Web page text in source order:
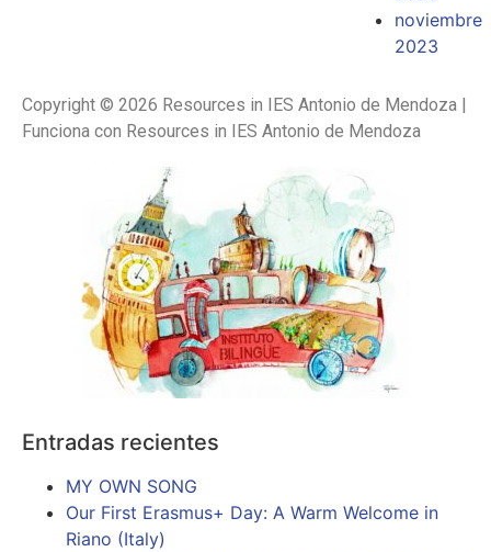
noviembre
2023
Copyright © 2026 Resources in IES Antonio de Mendoza |
Funciona con Resources in IES Antonio de Mendoza
Entradas recientes
MY OWN SONG
Our First Erasmus+ Day: A Warm Welcome in
Riano (Italy)